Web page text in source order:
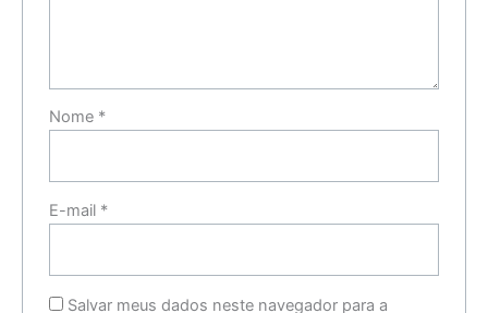
Nome *
E-mail *
Salvar meus dados neste navegador para a